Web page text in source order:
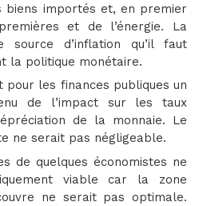
biens importés et, en premier
et de l’énergie. La
source d’inflation qu’il faut
la politique monétaire.
pour les finances publiques un
de l’impact sur les taux
de la monnaie. Le
ne serait pas négligeable.
de quelques économistes ne
viable car la zone
ne serait pas optimale.